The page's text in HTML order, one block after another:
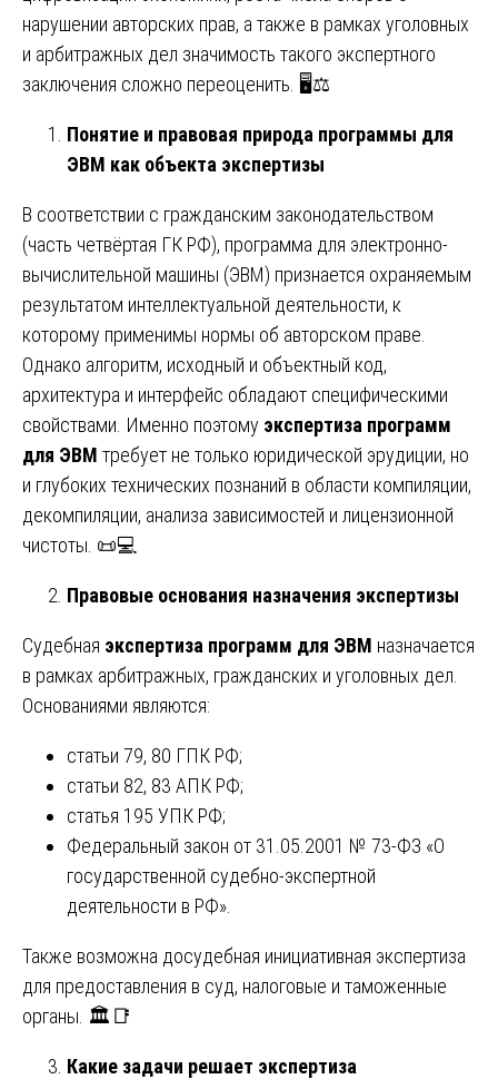
нарушении авторских прав, а также в рамках уголовных
и арбитражных дел значимость такого экспертного
заключения сложно переоценить. 🖥️⚖️
Понятие и правовая природа программы для
ЭВМ как объекта экспертизы
В соответствии с гражданским законодательством
(часть четвёртая ГК РФ), программа для электронно-
вычислительной машины (ЭВМ) признается охраняемым
результатом интеллектуальной деятельности, к
которому применимы нормы об авторском праве.
Однако алгоритм, исходный и объектный код,
архитектура и интерфейс обладают специфическими
свойствами. Именно поэтому экспертиза программ
для ЭВМ требует не только юридической эрудиции, но
и глубоких технических познаний в области компиляции,
декомпиляции, анализа зависимостей и лицензионной
чистоты. 📜💻
Правовые основания назначения экспертизы
Судебная экспертиза программ для ЭВМ назначается
в рамках арбитражных, гражданских и уголовных дел.
Основаниями являются:
статьи 79, 80 ГПК РФ;
статьи 82, 83 АПК РФ;
статья 195 УПК РФ;
Федеральный закон от 31.05.2001 № 73-ФЗ «О
государственной судебно-экспертной
деятельности в РФ».
Также возможна досудебная инициативная экспертиза
для предоставления в суд, налоговые и таможенные
органы. 🏛️📑
Какие задачи решает экспертиза